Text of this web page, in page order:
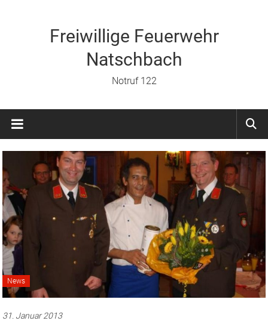
Freiwillige Feuerwehr
Natschbach
Notruf 122
News
31. Januar 2013